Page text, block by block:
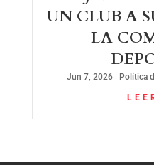
UN CLUB A
LA
Jun 7, 2026| Política